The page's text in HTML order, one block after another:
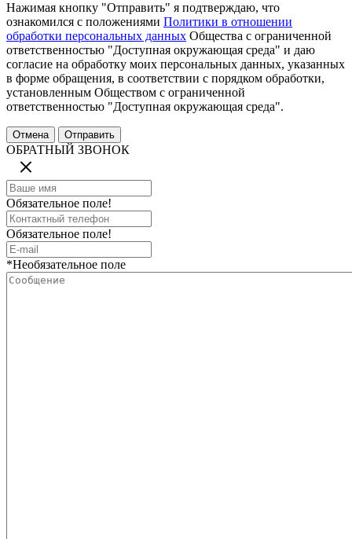
Нажимая кнопку "Отправить" я подтверждаю, что
ознакомился с положениями Политики в отношении
обработки персональных данных Общества с ограниченной
ответственностью "Доступная окружающая среда" и даю
согласие на обработку моих персональных данных, указанных
в форме обращения, в соответствии с порядком обработки,
установленным Обществом с ограниченной
ответственностью "Доступная окружающая среда".
ОБРАТНЫЙ ЗВОНОК
Обязательное поле!
Обязательное поле!
*Необязательное поле